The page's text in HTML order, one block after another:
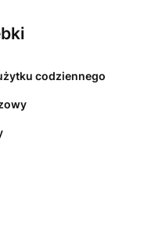
codziennego